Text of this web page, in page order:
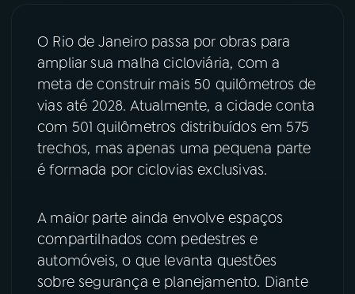
06 VIDEOCASTS
07ÚLTIMAS
FESTIVAL DE MÚSICA
YouTube Facebook
Instagram X
O Rio de Janeiro passa por obras para
ampliar sua malha cicloviária, com a
meta de construir mais 50 quilômetros de
vias até 2028. Atualmente, a cidade conta
com 501 quilômetros distribuídos em 575
trechos, mas apenas uma pequena parte
é formada por ciclovias exclusivas.
A maior parte ainda envolve espaços
compartilhados com pedestres e
automóveis, o que levanta questões
sobre segurança e planejamento. Diante